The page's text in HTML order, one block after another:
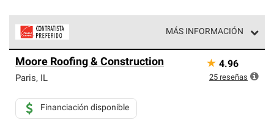
MÁS INFORMACIÓN
parte de una red exclusiva de profesionales de techos
que cumplen con altos estándares y requisitos estrictos
Moore Roofing & Construction
Paris, IL
Financiación disponible
★ 4.96
25 reseñas